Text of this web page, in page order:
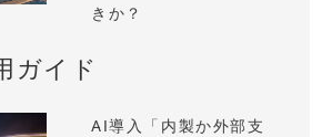
きか？
ガイド
AI導入「内製か外部支